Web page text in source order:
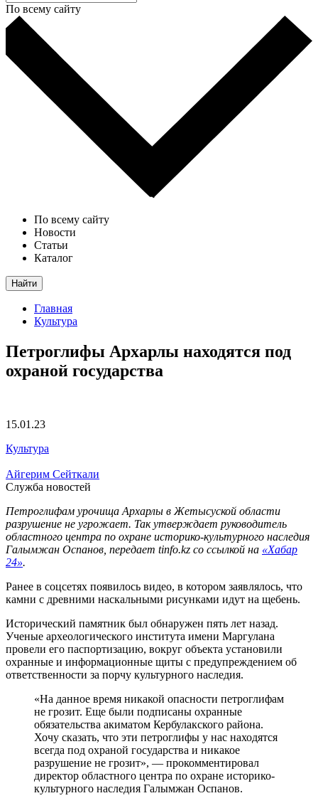
По всему сайту
По всему сайту
Новости
Статьи
Каталог
Найти
Главная
Культура
Петроглифы Архарлы находятся под
охраной государства
15.01.23
Культура
Айгерим Сейткали
Служба новостей
Петроглифам урочища Архарлы в Жетысуской области
разрушение не угрожает. Так утверждает руководитель
областного центра по охране историко-культурного наследия
Галымжан Оспанов, передает tinfo.kz со ссылкой на «Хабар
24».
Ранее в соцсетях появилось видео, в котором заявлялось, что
камни с древними наскальными рисунками идут на щебень.
Исторический памятник был обнаружен пять лет назад.
Ученые археологического института имени Маргулана
провели его паспортизацию, вокруг объекта установили
охранные и информационные щиты с предупреждением об
ответственности за порчу культурного наследия.
«На данное время никакой опасности петроглифам
не грозит. Еще были подписаны охранные
обязательства акиматом Кербулакского района.
Хочу сказать, что эти петроглифы у нас находятся
всегда под охраной государства и никакое
разрушение не грозит», — прокомментировал
директор областного центра по охране историко-
культурного наследия Галымжан Оспанов.